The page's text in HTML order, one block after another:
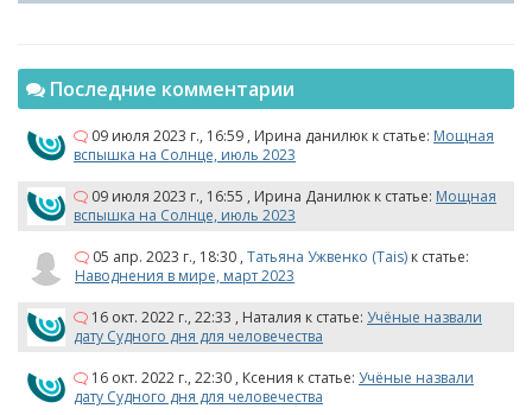
Последние комментарии
09 июля 2023 г., 16:59 , Ирина данилюк к статье: Мощная
вспышка на Солнце, июль 2023
09 июля 2023 г., 16:55 , Ирина Данилюк к статье: Мощная
вспышка на Солнце, июль 2023
05 апр. 2023 г., 18:30 , Татьяна Ужвенко (Tais) к статье:
Наводнения в мире, март 2023
16 окт. 2022 г., 22:33 , Наталия к статье: Учёные назвали
дату Судного дня для человечества
16 окт. 2022 г., 22:30 , Ксения к статье: Учёные назвали
дату Судного дня для человечества